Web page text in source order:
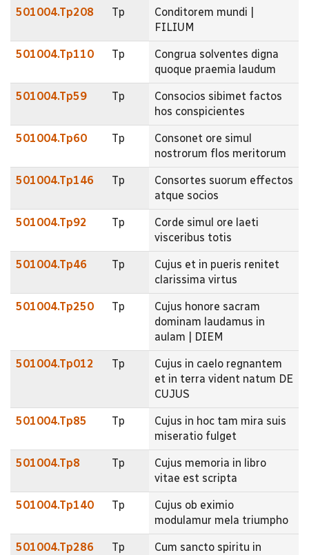
501004.Tp208 Tp
Conditorem mundi |
FILIUM
501004.Tp110 Tp
Congrua solventes digna
quoque praemia laudum
501004.Tp59 Tp
Consocios sibimet factos
hos conspicientes
501004.Tp60 Tp
Consonet ore simul
nostrorum flos meritorum
501004.Tp146 Tp
Consortes suorum effectos
atque socios
501004.Tp92 Tp
Corde simul ore laeti
visceribus totis
501004.Tp46 Tp
Cujus et in pueris renitet
clarissima virtus
501004.Tp250 Tp
Cujus honore sacram
dominam laudamus in
aulam | DIEM
501004.Tp012 Tp
Cujus in caelo regnantem
et in terra vident natum DE
CUJUS
501004.Tp85 Tp
Cujus in hoc tam mira suis
miseratio fulget
501004.Tp8 Tp
Cujus memoria in libro
vitae est scripta
501004.Tp140 Tp
Cujus ob eximio
modulamur mela triumpho
501004.Tp286 Tp
Cum sancto spiritu in